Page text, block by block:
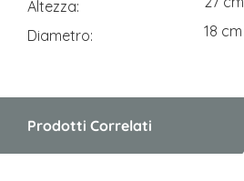
Altezza
Diametro
18 cm
Prodotti Correlati